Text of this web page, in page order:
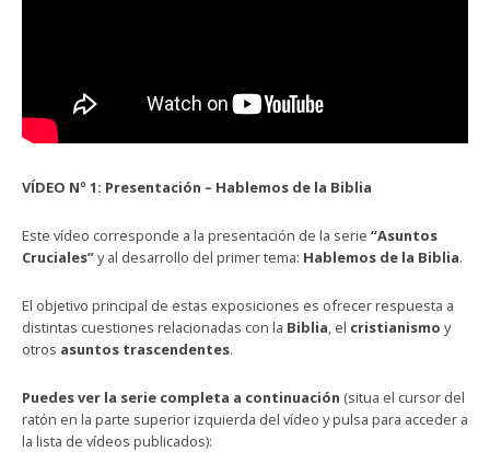
VÍDEO Nº 1: Presentación – Hablemos de la Biblia
Este vídeo corresponde a la presentación de la serie “Asuntos
Cruciales”y al desarrollo del primer tema: Hablemos de la Biblia.
El objetivo principal de estas exposiciones es ofrecer respuesta a
distintas cuestiones relacionadas con la Biblia, el cristianismo y
otros asuntos trascendentes.
Puedes ver la serie completa a continuación (situa el cursor del
ratón en la parte superior izquierda del vídeo y pulsa para acceder a
la lista de vídeos publicados):